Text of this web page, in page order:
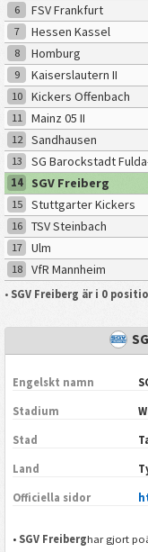
6
FSV Frankfurt
7
Hessen Kassel
8
Homburg
9
Kaiserslautern II
10
Kickers Offenbach
11
Mainz 05 II
12
Sandhausen
13
SG Barockstadt
Lehnerz
14
SGV Freiberg
15
Stuttgarter Kickers
16
TSV Steinbach
17
Ulm
18
VfR Mannheim
• SGV Freiberg är i 0
Engelskt namn
Stadium
Stad
Land
Officiella sidor
• SGV Freiberghar gjort